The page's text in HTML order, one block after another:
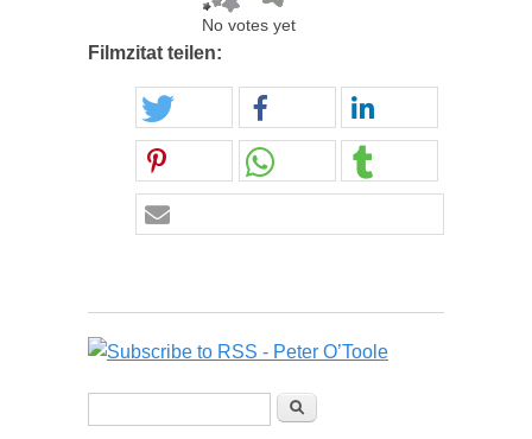
No votes yet
Filmzitat teilen:
Suche